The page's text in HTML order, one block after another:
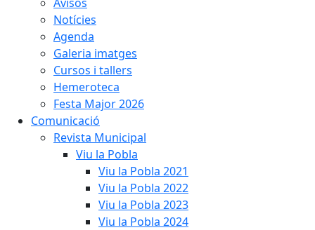
Notícies
Agenda
Galeria imatges
Cursos i tallers
Hemeroteca
Festa Major 2026
Comunicació
Revista Municipal
Viu la Pobla
Viu la Pobla 2021
Viu la Pobla 2022
Viu la Pobla 2023
Viu la Pobla 2024